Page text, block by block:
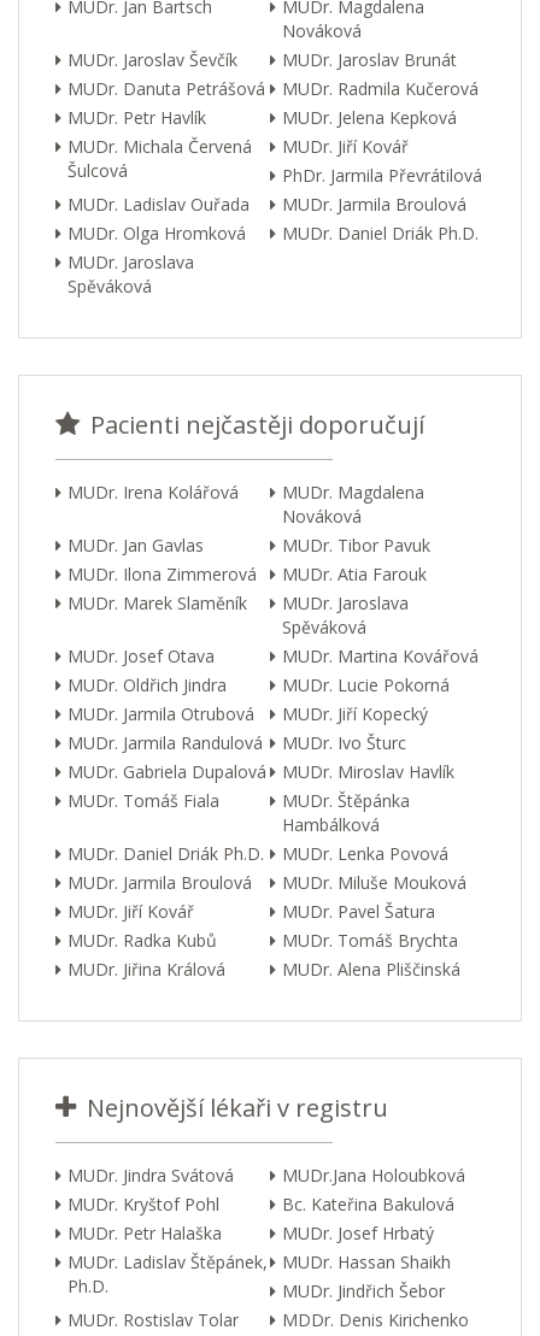
MUDr. Jan Bartsch
MUDr. Magdalena
Nováková
MUDr. Jaroslav Ševčík
MUDr. Jaroslav Brunát
MUDr. Danuta Petrášová
MUDr. Radmila Kučerová
MUDr. Petr Havlík
MUDr. Jelena Kepková
MUDr. Michala Červená
Šulcová
MUDr. Jiří Kovář
PhDr. Jarmila Převrátilová
MUDr. Ladislav Ouřada
MUDr. Jarmila Broulová
MUDr. Olga Hromková
MUDr. Daniel Driák Ph.D.
MUDr. Jaroslava
Spěváková
Pacienti nejčastěji doporučují
MUDr. Irena Kolářová
MUDr. Magdalena
Nováková
MUDr. Jan Gavlas
MUDr. Tibor Pavuk
MUDr. Ilona Zimmerová
MUDr. Atia Farouk
MUDr. Marek Slaměník
MUDr. Jaroslava
Spěváková
MUDr. Josef Otava
MUDr. Martina Kovářová
MUDr. Oldřich Jindra
MUDr. Lucie Pokorná
MUDr. Jarmila Otrubová
MUDr. Jiří Kopecký
MUDr. Jarmila Randulová
MUDr. Ivo Šturc
MUDr. Gabriela Dupalová
MUDr. Miroslav Havlík
MUDr. Tomáš Fiala
MUDr. Štěpánka
Hambálková
MUDr. Daniel Driák Ph.D.
MUDr. Lenka Povová
MUDr. Jarmila Broulová
MUDr. Miluše Mouková
MUDr. Jiří Kovář
MUDr. Pavel Šatura
MUDr. Radka Kubů
MUDr. Tomáš Brychta
MUDr. Jiřina Králová
MUDr. Alena Pliščinská
Nejnovější lékaři v registru
MUDr. Jindra Svátová
MUDr.Jana Holoubková
MUDr. Kryštof Pohl
Bc. Kateřina Bakulová
MUDr. Petr Halaška
MUDr. Josef Hrbatý
MUDr. Ladislav Štěpánek,
Ph.D.
MUDr. Hassan Shaikh
MUDr. Jindřich Šebor
MUDr. Rostislav Tolar
MDDr. Denis Kirichenko